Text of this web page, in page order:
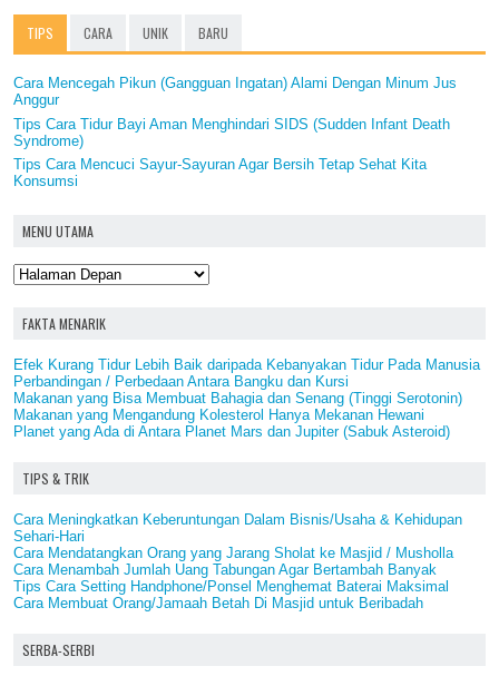
TIPS CARA UNIK BARU
Cara Mencegah Pikun (Gangguan Ingatan) Alami Dengan Minum Jus
Anggur
Tips Cara Tidur Bayi Aman Menghindari SIDS (Sudden Infant Death
Syndrome)
Tips Cara Mencuci Sayur-Sayuran Agar Bersih Tetap Sehat Kita
Konsumsi
MENU UTAMA
FAKTA MENARIK
Efek Kurang Tidur Lebih Baik daripada Kebanyakan Tidur Pada Manusia
Perbandingan / Perbedaan Antara Bangku dan Kursi
Makanan yang Bisa Membuat Bahagia dan Senang (Tinggi Serotonin)
Makanan yang Mengandung Kolesterol Hanya Mekanan Hewani
Planet yang Ada di Antara Planet Mars dan Jupiter (Sabuk Asteroid)
TIPS & TRIK
Cara Meningkatkan Keberuntungan Dalam Bisnis/Usaha & Kehidupan
Sehari-Hari
Cara Mendatangkan Orang yang Jarang Sholat ke Masjid / Musholla
Cara Menambah Jumlah Uang Tabungan Agar Bertambah Banyak
Tips Cara Setting Handphone/Ponsel Menghemat Baterai Maksimal
Cara Membuat Orang/Jamaah Betah Di Masjid untuk Beribadah
SERBA-SERBI